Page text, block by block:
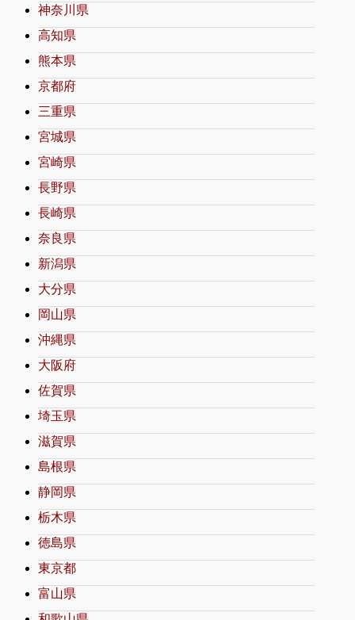
神奈川県
高知県
熊本県
京都府
三重県
宮城県
宮崎県
長野県
長崎県
奈良県
新潟県
大分県
岡山県
沖縄県
大阪府
佐賀県
埼玉県
滋賀県
島根県
静岡県
栃木県
徳島県
東京都
富山県